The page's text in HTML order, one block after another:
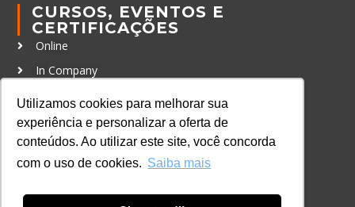
Utilizamos cookies para melhorar sua
experiência e personalizar a oferta de
conteúdos. Ao utilizar este site, você concorda
com o uso de cookies. Saiba mais
CURSOS, EVENTOS E
CERTIFICAÇÕES
Online
In Company
Certificações
CONTATO
+55 11 98924-8322